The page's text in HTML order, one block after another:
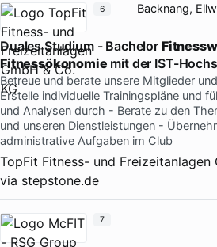
Backnang,
Duales Studium - Bachelor
Fitnessökonomie mit der IST-
Betreue und berate unsere Mitglieder
Erstelle individuelle Trainingspläne und
und Analysen durch - Berate zu den
und unseren Dienstleistungen -
administrative Aufgaben im Club
TopFit Fitness- und Freizeitanlagen
via stepstone.de
6
7